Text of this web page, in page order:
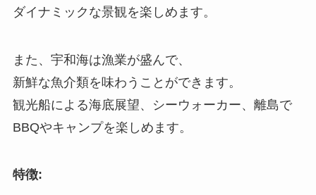
ダイナミックな景観を楽しめます。
また、宇和海は漁業が盛んで、
新鮮な魚介類を味わうことができます。
観光船による海底展望、シーウォーカー、離島で
BBQやキャンプを楽しめます。
特徴: